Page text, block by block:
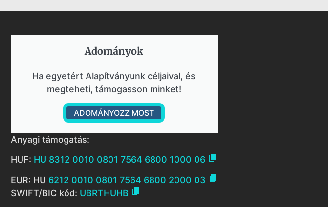
Adományok​
Ha egyetért Alapítványunk céljaival, és
megteheti, támogasson minket!
ADOMÁNYOZZ MOST
Anyagi támogatás:
HUF: HU 8312 0010 0801 7564 6800 1000 06 
EUR: HU 6212 0010 0801 7564 6800 2000 03 
SWIFT/BIC kód: UBRTHUHB 